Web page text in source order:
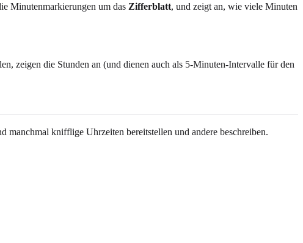
Minutenmarkierungen um das Zifferblatt, und zeigt an, wie viele Minuten
zeigen die Stunden an (und dienen auch als 5-Minuten-Intervalle für den
manchmal knifflige Uhrzeiten bereitstellen und andere beschreiben.